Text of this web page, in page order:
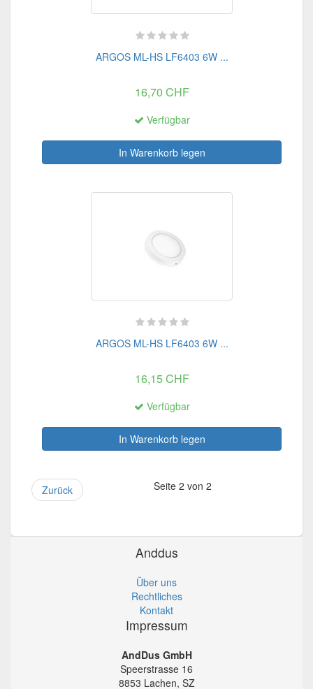
ARGOS ML-HS LF6403 6W ...
16,70 CHF
Verfügbar
In Warenkorb legen
ARGOS ML-HS LF6403 6W ...
16,15 CHF
Verfügbar
In Warenkorb legen
Zurück Seite 2 von 2
Anddus
Über uns
Rechtliches
Kontakt
Impressum
AndDus GmbH
Speerstrasse 16
8853 Lachen, SZ